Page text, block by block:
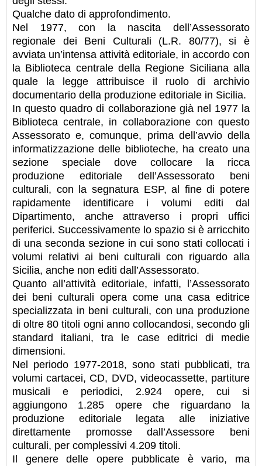
Qualche dato di approfondimento.
Nel 1977, con la nascita dell’Assessorato
regionale dei Beni Culturali (L.R. 80/77), si è
avviata un’intensa attività editoriale, in accordo con
la Biblioteca centrale della Regione Siciliana alla
quale la legge attribuisce il ruolo di archivio
documentario della produzione editoriale in Sicilia.
In questo quadro di collaborazione già nel 1977 la
Biblioteca centrale, in collaborazione con questo
Assessorato e, comunque, prima dell’avvio della
informatizzazione delle biblioteche, ha creato una
sezione speciale dove collocare la ricca
produzione editoriale dell’Assessorato beni
culturali, con la segnatura ESP, al fine di potere
rapidamente identificare i volumi editi dal
Dipartimento, anche attraverso i propri uffici
periferici. Successivamente lo spazio si è arricchito
di una seconda sezione in cui sono stati collocati i
volumi relativi ai beni culturali con riguardo alla
Sicilia, anche non editi dall’Assessorato.
Quanto all’attività editoriale, infatti, l’Assessorato
dei beni culturali opera come una casa editrice
specializzata in beni culturali, con una produzione
di oltre 80 titoli ogni anno collocandosi, secondo gli
standard italiani, tra le case editrici di medie
dimensioni.
Nel periodo 1977-2018, sono stati pubblicati, tra
volumi cartacei, CD, DVD, videocassette, partiture
musicali e periodici, 2.924 opere, cui si
aggiungono 1.285 opere che riguardano la
produzione editoriale legata alle iniziative
direttamente promosse dall’Assessore beni
culturali, per complessivi 4.209 titoli.
Il genere delle opere pubblicate è vario, ma